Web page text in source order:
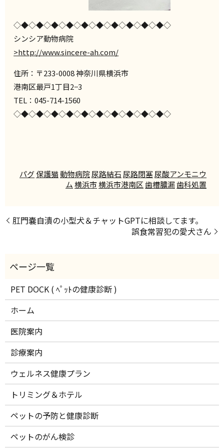
◇◆◇◆◇◆◇◆◇◆◇◆◇◆◇◆◇◆◇◆◇
シンシア動物病院
>http://www.sincere-ah.com/
住所：〒233-0008 神奈川県横浜市
港南区最戸1丁目2−3
TEL：045-714-1560
◇◆◇◆◇◆◇◆◇◆◇◆◇◆◇◆◇◆◇◆◇
パグ保護猫動物病院尿路結石尿路閉塞尿酸アンモニウ
ム横浜市横浜市港南区歯槽膿漏歯科処置
肛門嚢自潰の小型犬＆チャットGPTに相談してます。
誤食常習犯の愛犬さん
PET DOCK ( ﾍﾟｯﾄの健康診断 )
ホーム
医院案内
診療案内
ウェルネス健康プラン
トリミング＆ホテル
ペットの予防と健康診断
ペットのがん検診